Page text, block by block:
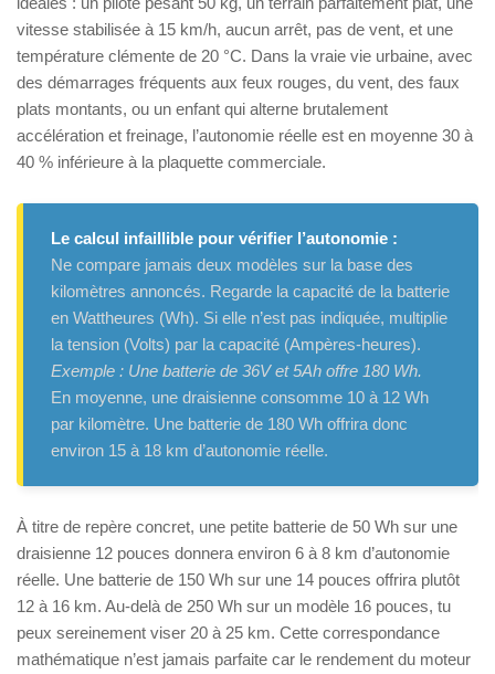
vitesse stabilisée à 15 km/h, aucun arrêt, pas de vent, et une
température clémente de 20 °C. Dans la vraie vie urbaine, avec
des démarrages fréquents aux feux rouges, du vent, des faux
plats montants, ou un enfant qui alterne brutalement
accélération et freinage, l’autonomie réelle est en moyenne 30 à
40 % inférieure à la plaquette commerciale.
Le calcul infaillible pour vérifier l’autonomie :
Ne compare jamais deux modèles sur la base des
kilomètres annoncés. Regarde la capacité de la batterie
en Wattheures (Wh). Si elle n’est pas indiquée, multiplie
la tension (Volts) par la capacité (Ampères-heures).
Exemple : Une batterie de 36V et 5Ah offre 180 Wh.
En moyenne, une draisienne consomme 10 à 12 Wh
par kilomètre. Une batterie de 180 Wh offrira donc
environ 15 à 18 km d’autonomie réelle.
À titre de repère concret, une petite batterie de 50 Wh sur une
draisienne 12 pouces donnera environ 6 à 8 km d’autonomie
réelle. Une batterie de 150 Wh sur une 14 pouces offrira plutôt
12 à 16 km. Au-delà de 250 Wh sur un modèle 16 pouces, tu
peux sereinement viser 20 à 25 km. Cette correspondance
mathématique n’est jamais parfaite car le rendement du moteur